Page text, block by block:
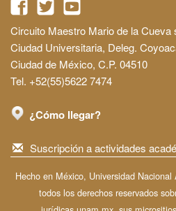
Circuito Maestro Mario de la Cueva
Ciudad Universitaria, Deleg.
Ciudad de México, C.P. 04510
Tel. +52(55)5622 7474
¿Cómo llegar?
Suscripción a actividades
Hecho en México, Universidad
todos los derechos reservados